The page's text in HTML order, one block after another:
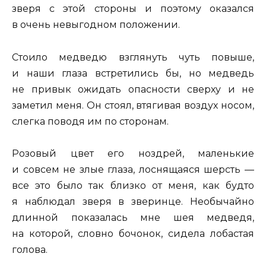
зверя с этой стороны и поэтому оказался
в очень невыгодном положении.
Стоило медведю взглянуть чуть повыше,
и наши глаза встретились бы, но медведь
не привык ожидать опасности сверху и не
заметил меня. Он стоял, втягивая воздух носом,
слегка поводя им по сторонам.
Розовый цвет его ноздрей, маленькие
и совсем не злые глаза, лоснящаяся шерсть —
все это было так близко от меня, как будто
я наблюдал зверя в зверинце. Необычайно
длинной показалась мне шея медведя,
на которой, словно бочонок, сидела лобастая
голова.